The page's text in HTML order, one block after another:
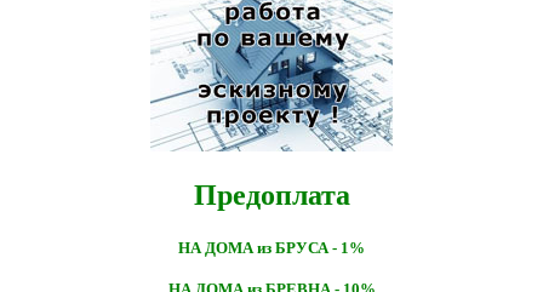
Предоплата
НА ДОМА из БРУСА - 1%